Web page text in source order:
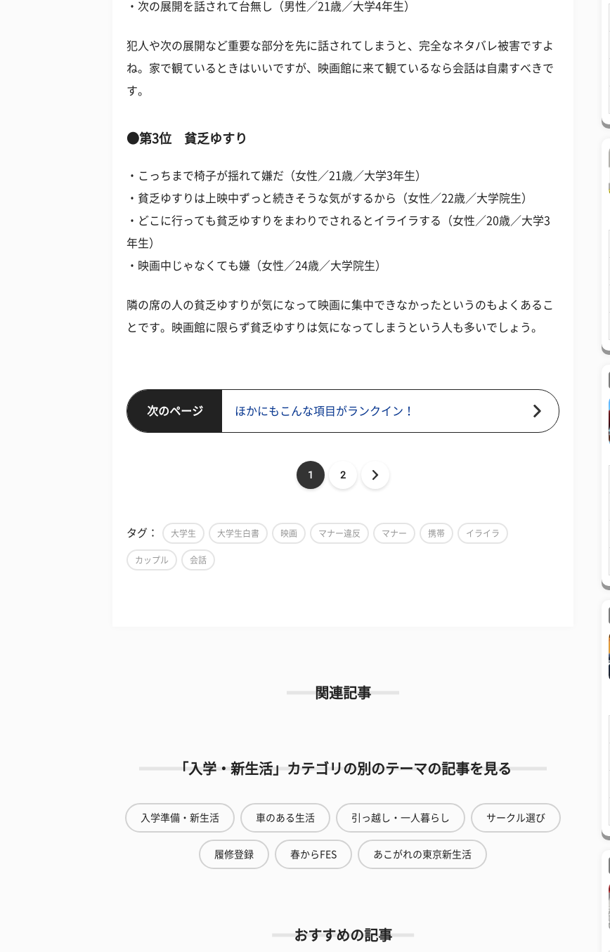
・次の展開を話されて台無し（男性／21歳／大学4年生）
犯人や次の展開など重要な部分を先に話されてしまうと、完全なネタバレ被害ですよ
ね。家で観ているときはいいですが、映画館に来て観ているなら会話は自粛すべきで
す。
●第3位 貧乏ゆすり
・こっちまで椅子が揺れて嫌だ（女性／21歳／大学3年生）
・貧乏ゆすりは上映中ずっと続きそうな気がするから（女性／22歳／大学院生）
・どこに行っても貧乏ゆすりをまわりでされるとイライラする（女性／20歳／大学3
年生）
・映画中じゃなくても嫌（女性／24歳／大学院生）
隣の席の人の貧乏ゆすりが気になって映画に集中できなかったというのもよくあるこ
とです。映画館に限らず貧乏ゆすりは気になってしまうという人も多いでしょう。
次のページ ほかにもこんな項目がランクイン！
1 2
タグ： 大学生 大学生白書 映画 マナー違反 マナー 携帯 イライラ
カップル 会話
関連記事
「入学・新生活」カテゴリの別のテーマの記事を見る
入学準備・新生活 車のある生活 引っ越し・一人暮らし サークル選び
履修登録 春からFES あこがれの東京新生活
おすすめの記事